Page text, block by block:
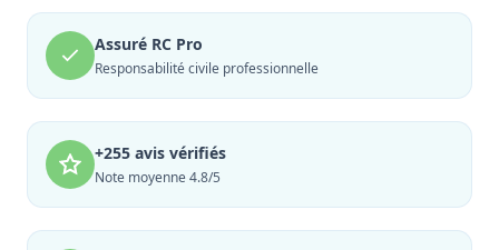
Assuré RC Pro
Responsabilité civile professionnelle
+255 avis vérifiés
Note moyenne 4.8/5